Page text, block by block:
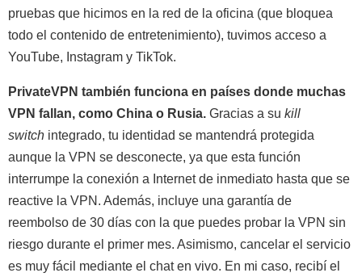
pruebas que hicimos en la red de la oficina (que bloquea
todo el contenido de entretenimiento), tuvimos acceso a
YouTube, Instagram y TikTok.
PrivateVPN también funciona en países donde muchas
VPN fallan, como China o Rusia. Gracias a su kill
switch integrado, tu identidad se mantendrá protegida
aunque la VPN se desconecte, ya que esta función
interrumpe la conexión a Internet de inmediato hasta que se
reactive la VPN. Además, incluye una garantía de
reembolso de 30 días con la que puedes probar la VPN sin
riesgo durante el primer mes. Asimismo, cancelar el servicio
es muy fácil mediante el chat en vivo. En mi caso, recibí el